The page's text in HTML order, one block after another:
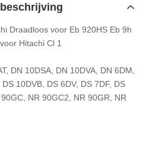
Draadloos voor Eb 920HS Eb 9h
Hitachi Cl 1
DN 10DSA, DN 10DVA, DN 6DM,
10DVB, DS 6DV, DS 7DF, DS
NR 90GC2, NR 90GR, NR